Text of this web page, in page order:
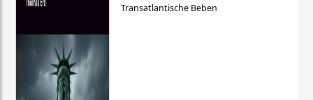
Transatlantische Beben